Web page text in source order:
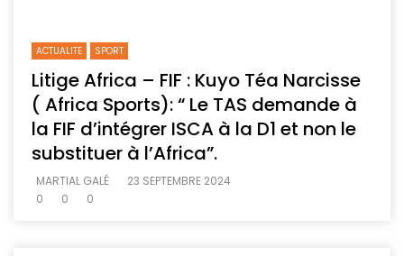
ACTUALITE SPORT
Litige Africa – FIF : Kuyo Téa Narcisse
( Africa Sports): “ Le TAS demande à
la FIF d’intégrer ISCA à la D1 et non le
substituer à l’Africa”.
MARTIAL GALÉ
23 SEPTEMBRE 2024
0
0 0